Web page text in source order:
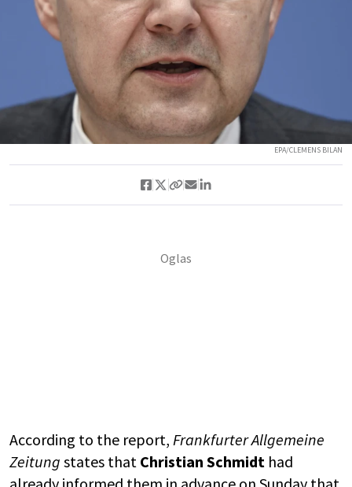
EPA/CLEMENS BILAN
According to the report, Frankfurter Allgemeine
Zeitung states that Christian Schmidt had